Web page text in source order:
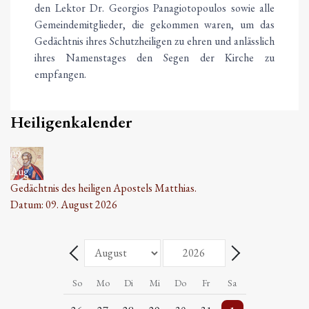
den Lektor Dr. Georgios Panagiotopoulos sowie alle
Gemeindemitglieder, die gekommen waren, um das
Gedächtnis ihres Schutzheiligen zu ehren und anlässlich
ihres Namenstages den Segen der Kirche zu
empfangen.
Heiligenkalender
09
Aug.
Gedächtnis des heiligen Apostels Matthias.
Datum:09. August 2026
Zurück - Monat
Monat
Weiter - Monat
So Mo Di Mi Do Fr Sa
5 Veranstaltungen
Einzelne Veranstaltung
2 Veranstaltungen
Einzelne Veranstaltung
2 Veranstaltungen
Einzelne Veranstaltung
5 Veranstaltungen